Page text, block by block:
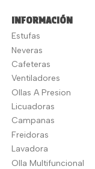
INFORMACIÓN
Estufas
Neveras
Cafeteras
Ventiladores
Ollas A Presion
Licuadoras
Campanas
Freidoras
Lavadora
Olla Multifuncional